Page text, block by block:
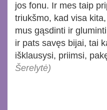
jos fonu. Ir mes taip
triukšmo, kad visa
mus gąsdinti ir
ir pats savęs bijai, tai
išklausysi, priimsi,
Šerelytė)